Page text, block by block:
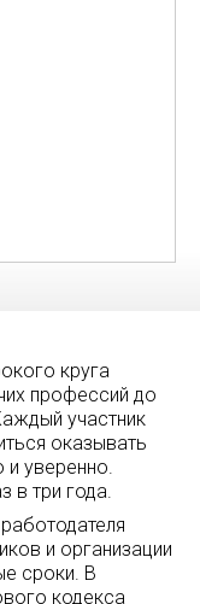
круга
профессий до
участник
оказывать
уверенно.
в три года.
и организации
сроки. В
кодекса